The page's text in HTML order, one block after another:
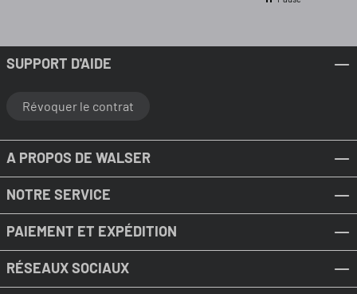
SUPPORT D'AIDE
Révoquer le contrat
A PROPOS DE WALSER
NOTRE SERVICE
PAIEMENT ET EXPÉDITION
RÉSEAUX SOCIAUX